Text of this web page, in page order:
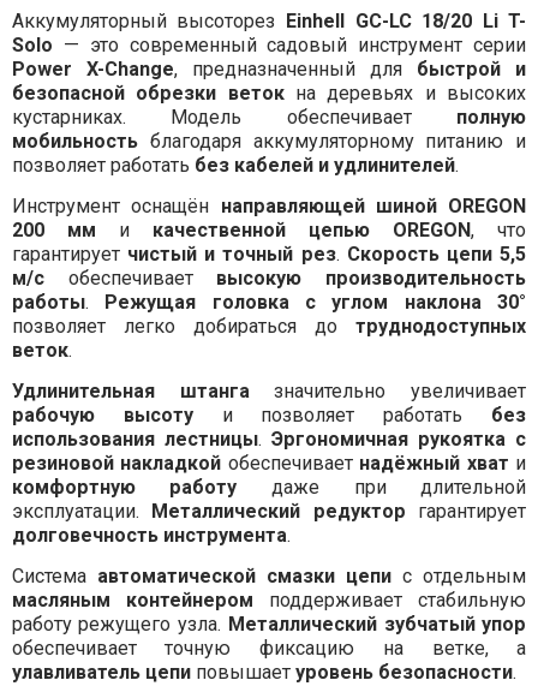
Аккумуляторный высоторез Einhell GC-LC 18/20 Li T-
Solo — это современный садовый инструмент серии
Power X-Change, предназначенный для быстрой и
безопасной обрезки ветокна деревьях и высоких
кустарниках. Модель обеспечивает полную
мобильностьблагодаря аккумуляторному питанию и
позволяет работать без кабелей и удлинителей.
Инструмент оснащён направляющей шиной OREGON
200 мм и качественной цепью OREGON, что
гарантирует чистый и точный рез. Скорость цепи 5,5
м/собеспечивает высокую производительность
работы. Режущая головка с углом наклона 30°
позволяет легко добираться дотруднодоступных
веток.
Удлинительная штанга значительно увеличивает
рабочую высотуи позволяет работать без
использования лестницы.Эргономичная рукоятка с
резиновой накладкой обеспечивает надёжный хват и
комфортную работу даже при длительной
эксплуатации. Металлический редуктор гарантирует
долговечность инструмента.
Система автоматической смазки цепи с отдельным
масляным контейнером поддерживает стабильную
работу режущего узла. Металлический зубчатый упор
обеспечивает точную фиксацию на ветке, а
улавливатель цепиповышает уровень безопасности.